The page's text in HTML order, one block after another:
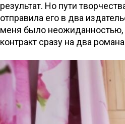
результат. Но пути
отправила его в два
меня было неожиданностью,
контракт сразу на два